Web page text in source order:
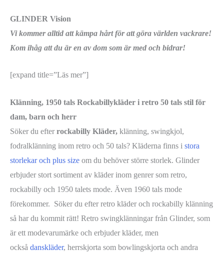
GLINDER Vision
Vi kommer alltid att kämpa hårt för att göra världen vackrare!
Kom ihåg att du är en av dom som är med och bidrar!
[expand title=”Läs mer”]
Klänning, 1950 tals Rockabillykläder i retro 50 tals stil för
dam, barn och herr
Söker du efter rockabilly Kläder, klänning, swingkjol,
fodralklänning inom retro och 50 tals? Kläderna finns i stora
storlekar och plus size om du behöver större storlek. Glinder
erbjuder stort sortiment av kläder inom genrer som retro,
rockabilly och 1950 talets mode. Även 1960 tals mode
förekommer. Söker du efter retro kläder och rockabilly klänning
så har du kommit rätt! Retro swingklänningar från Glinder, som
är ett modevarumärke och erbjuder kläder, men
också danskläder, herrskjorta som bowlingskjorta och andra